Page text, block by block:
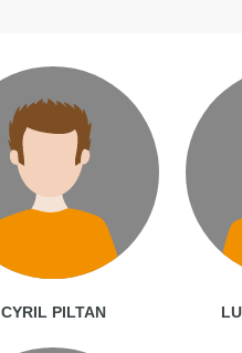
CYRIL PILTAN